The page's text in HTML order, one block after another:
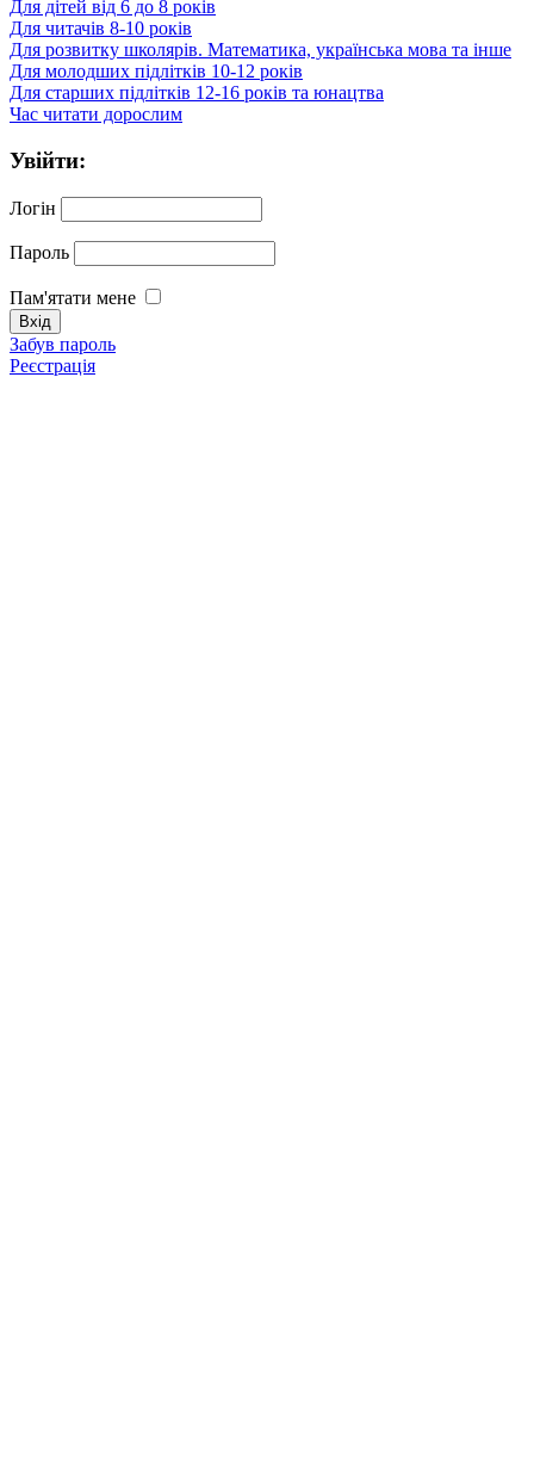
Для дітей від 6 до 8 років
Для читачів 8-10 років
Для розвитку школярів. Математика, українська мова та інше
Для молодших підлітків 10-12 років
Для старших підлітків 12-16 років та юнацтва
Час читати дорослим
Увійти:
Логін
Пароль
Пам'ятати мене
Забув пароль
Реєстрація